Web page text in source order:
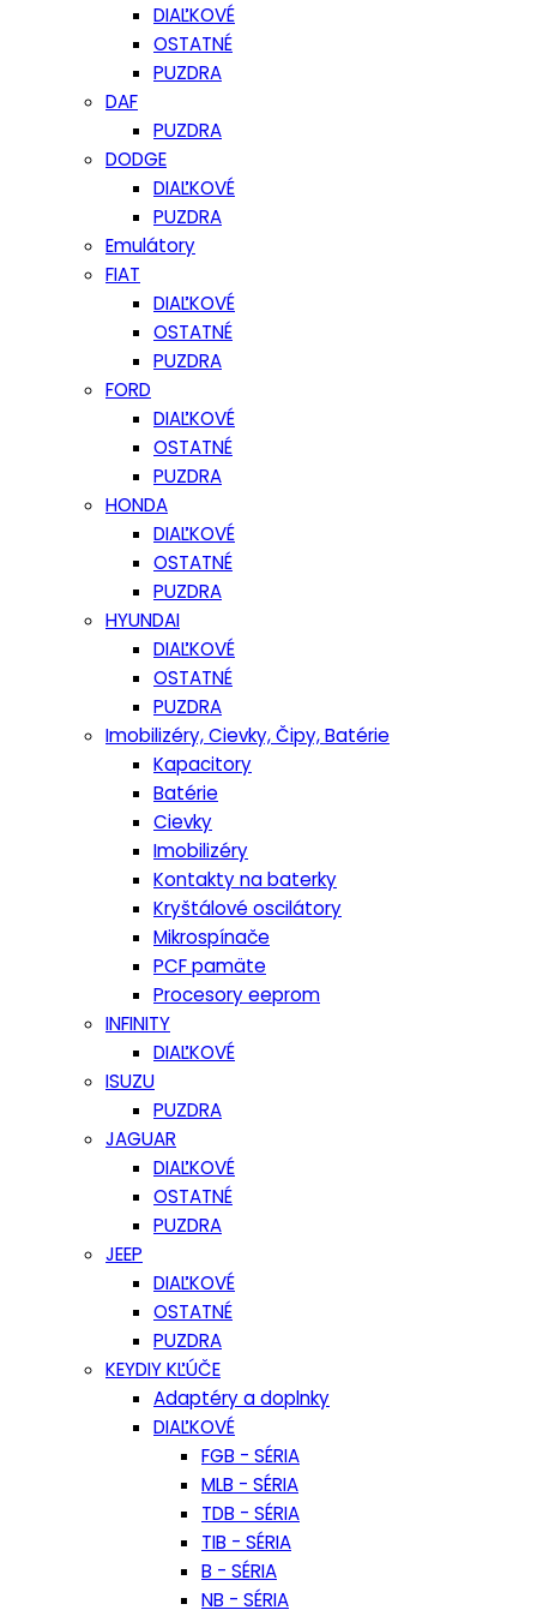
DIAĽKOVÉ
OSTATNÉ
PUZDRA
DAF
PUZDRA
DODGE
DIAĽKOVÉ
PUZDRA
Emulátory
FIAT
DIAĽKOVÉ
OSTATNÉ
PUZDRA
FORD
DIAĽKOVÉ
OSTATNÉ
PUZDRA
HONDA
DIAĽKOVÉ
OSTATNÉ
PUZDRA
HYUNDAI
DIAĽKOVÉ
OSTATNÉ
PUZDRA
Imobilizéry, Cievky, Čipy, Batérie
Kapacitory
Batérie
Cievky
Imobilizéry
Kontakty na baterky
Kryštálové oscilátory
Mikrospínače
PCF pamäte
Procesory eeprom
INFINITY
DIAĽKOVÉ
ISUZU
PUZDRA
JAGUAR
DIAĽKOVÉ
OSTATNÉ
PUZDRA
JEEP
DIAĽKOVÉ
OSTATNÉ
PUZDRA
KEYDIY KĽÚČE
Adaptéry a doplnky
DIAĽKOVÉ
FGB - SÉRIA
MLB - SÉRIA
TDB - SÉRIA
TIB - SÉRIA
B - SÉRIA
NB - SÉRIA